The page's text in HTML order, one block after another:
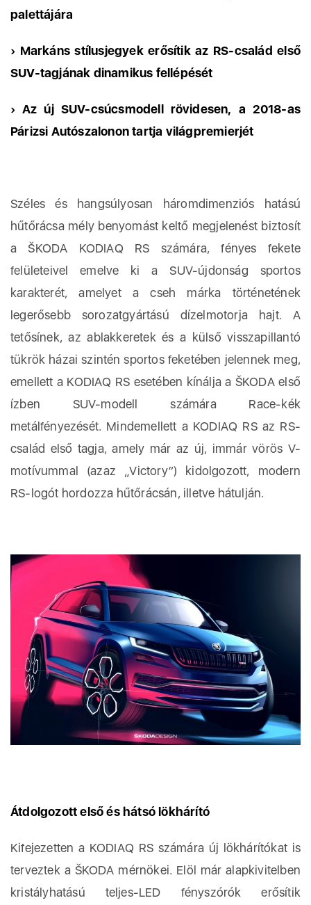
palettájára
› Markáns stílusjegyek erősítik az RS-család első
SUV-tagjának dinamikus fellépését
› Az új SUV-csúcsmodell rövidesen, a 2018-as
Párizsi Autószalonon tartja világpremierjét
Széles és hangsúlyosan háromdimenziós hatású
hűtőrácsa mély benyomást keltő megjelenést biztosít
a ŠKODA KODIAQ RS számára, fényes fekete
felületeivel emelve ki a SUV-újdonság sportos
karakterét, amelyet a cseh márka történetének
legerősebb sorozatgyártású dízelmotorja hajt. A
tetősínek, az ablakkeretek és a külső visszapillantó
tükrök házai szintén sportos feketében jelennek meg,
emellett a KODIAQ RS esetében kínálja a ŠKODA első
ízben SUV-modell számára Race-kék
metálfényezését. Mindemellett a KODIAQ RS az RS-
család első tagja, amely már az új, immár vörös V-
motívummal (azaz „Victory”) kidolgozott, modern
RS-logót hordozza hűtőrácsán, illetve hátulján.
Átdolgozott első és hátsó lökhárító
Kifejezetten a KODIAQ RS számára új lökhárítókat is
terveztek a ŠKODA mérnökei. Elöl már alapkivitelben
kristályhatású teljes-LED fényszórók erősítik